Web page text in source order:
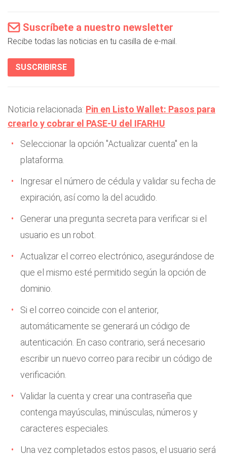
Suscríbete a nuestro newsletter
Recibe todas las noticias en tu casilla de e-mail.
SUSCRIBIRSE
Noticia relacionada: Pin en Listo Wallet: Pasos para
crearlo y cobrar el PASE-U del IFARHU
Seleccionar la opción "Actualizar cuenta" en la
plataforma.
Ingresar el número de cédula y validar su fecha de
expiración, así como la del acudido.
Generar una pregunta secreta para verificar si el
usuario es un robot.
Actualizar el correo electrónico, asegurándose de
que el mismo esté permitido según la opción de
dominio.
Si el correo coincide con el anterior,
automáticamente se generará un código de
autenticación. En caso contrario, será necesario
escribir un nuevo correo para recibir un código de
verificación.
Validar la cuenta y crear una contraseña que
contenga mayúsculas, minúsculas, números y
caracteres especiales.
Una vez completados estos pasos, el usuario será